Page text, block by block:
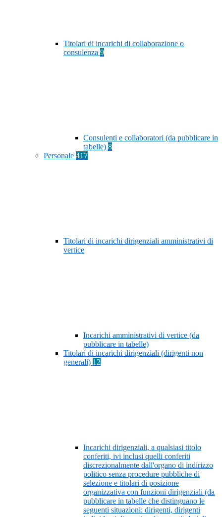
Titolari di incarichi di collaborazione o
consulenza 9
Consulenti e collaboratori (da pubblicare in
tabelle) 8
Personale 417
Titolari di incarichi dirigenziali amministrativi di
vertice
Incarichi amministrativi di vertice (da
pubblicare in tabelle)
Titolari di incarichi dirigenziali (dirigenti non
generali) 12
Incarichi dirigenziali, a qualsiasi titolo
conferiti, ivi inclusi quelli conferiti
discrezionalmente dall'organo di indirizzo
politico senza procedure pubbliche di
selezione e titolari di posizione
organizzativa con funzioni dirigenziali (da
pubblicare in tabelle che distinguano le
seguenti situazioni: dirigenti, dirigenti